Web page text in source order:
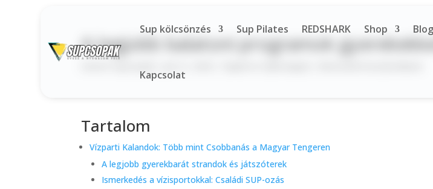
Sup kölcsönzés Sup Pilates REDSHARK Shop Blog
Kapcsolat
A legjobb balatoni programok
Tartalom
Vízparti Kalandok: Több mint Csobbanás a Magyar Tengeren
A legjobb gyerekbarát strandok és játszóterek
Ismerkedés a vízisportokkal: Családi SUP-ozás